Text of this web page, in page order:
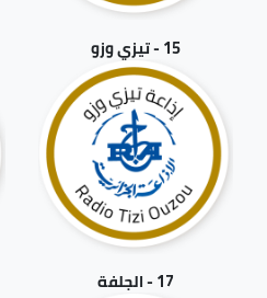
15 - تيزي وزو
17 - الجلفة